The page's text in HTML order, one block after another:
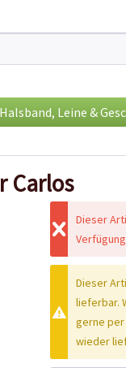
Halsband, Leine &
Carlos
Dieser
Dieser
lieferbar.
gerne per
wieder